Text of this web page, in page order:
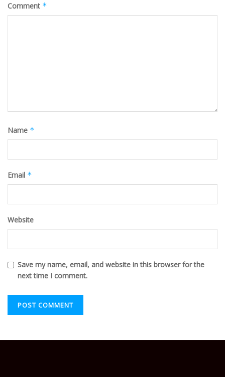
Comment *
Name *
Email *
Website
Save my name, email, and website in this browser for the
next time I comment.